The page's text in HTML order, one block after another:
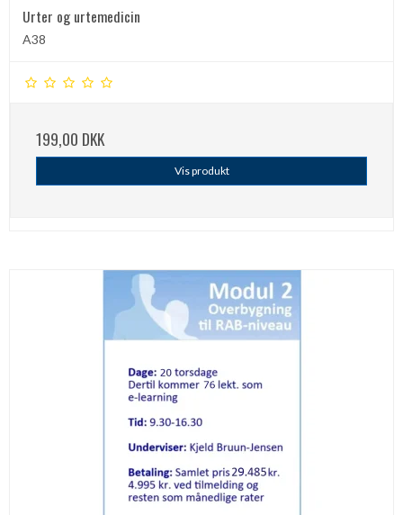
Urter og urtemedicin
A38
199,00 DKK
Vis produkt